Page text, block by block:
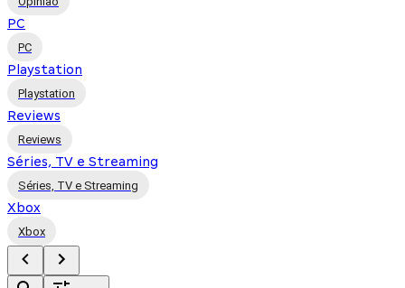
PC
PC
Playstation
Playstation
Reviews
Reviews
Séries, TV e Streaming
Séries, TV e Streaming
Xbox
Xbox